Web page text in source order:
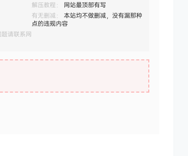
解压教程：
网站最顶部有写
有无删减：
本站均不做删减，没有漏那种
点的违规内容
请联系网